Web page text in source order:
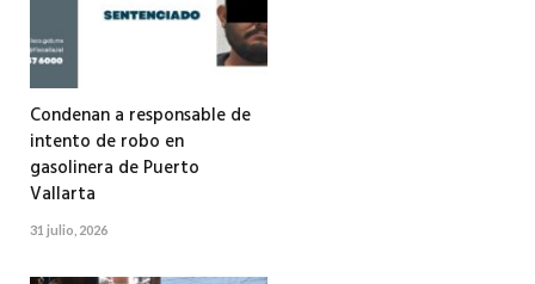
Condenan a responsable de
intento de robo en
gasolinera de Puerto
Vallarta
31 julio, 2026